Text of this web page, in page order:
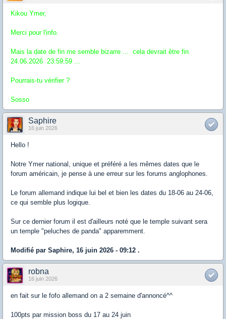
Kikou Ymer,
Merci pour l'info.
Mais la date de fin me semble bizarre ... cela devrait être fin
24.06.2026 23:59:59 ...
Pourrais-tu vérifier ?
Sosso
Saphire
16 juin 2026
Hello !
Notre Ymer national, unique et préféré a les mêmes dates que le
forum américain, je pense à une erreur sur les forums anglophones.
Le forum allemand indique lui bel et bien les dates du 18-06 au 24-06,
ce qui semble plus logique.
Sur ce dernier forum il est d'ailleurs noté que le temple suivant sera
un temple "peluches de panda" apparemment.
Modifié par Saphire, 16 juin 2026 - 09:12 .
robna
16 juin 2026
en fait sur le fofo allemand on a 2 semaine d'annoncé^^
100pts par mission boss du 17 au 24 juin